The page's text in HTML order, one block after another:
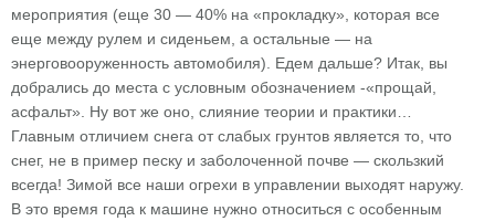
мероприятия (еще 30 — 40% на «прокладку», которая все
еще между рулем и сиденьем, а остальные — на
энерговооруженность автомобиля). Едем дальше? Итак, вы
добрались до места с условным обозначением -«прощай,
асфальт». Ну вот же оно, слияние теории и практики…
Главным отличием снега от слабых грунтов является то, что
снег, не в пример песку и заболоченной почве — скользкий
всегда! Зимой все наши огрехи в управлении выходят наружу.
В это время года к машине нужно относиться с особенным